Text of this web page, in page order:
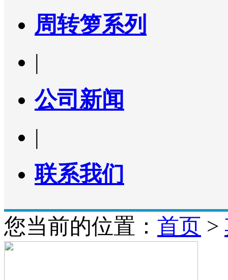
周转箩系列
|
公司新闻
|
联系我们
您当前的位置： 首页 >